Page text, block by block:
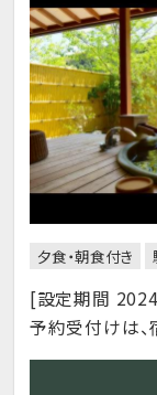
夕食・朝食付き
[設定期間
予約受付けは